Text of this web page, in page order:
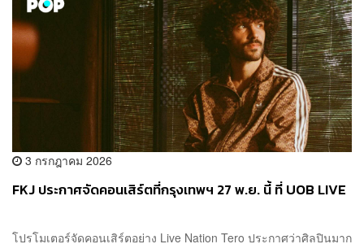
3 กรกฎาคม 2026
FKJ ประกาศจัดคอนเสิร์ตที่กรุงเทพฯ 27 พ.ย. นี้ ที่ UOB LIVE
โปรโมเตอร์จัดคอนเสิร์ตอย่าง Live Nation Tero ประกาศว่าศิลปินมาก